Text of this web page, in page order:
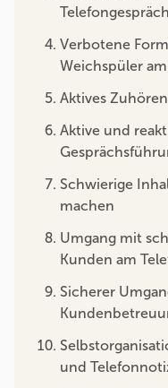
Telefongespräch
Verbotene
Weichspüler
Aktives
Aktive und
Schwierige
machen
Umgang mit
Kunden am
Sicherer
und